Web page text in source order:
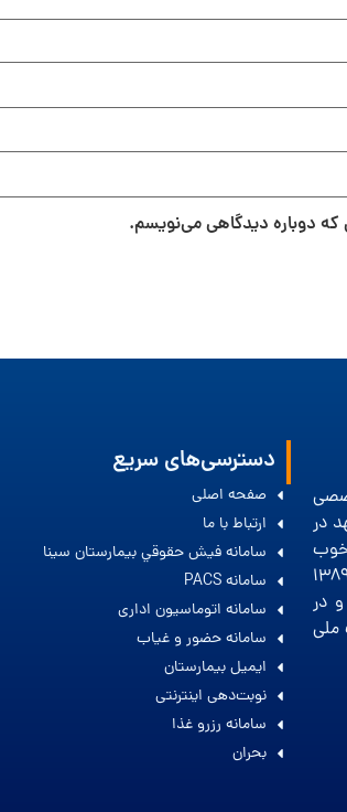
که دوباره دیدگاهی می‌نویسم.
در
خوب
استان و شهرستان از اردیبهشت ماه 1389
و در
ملی
دسترسی‌های سریع
صفحه اصلی
ارتباط با ما
سامانه فيش حقوقي بيمارستان سينا
سامانه PACS
سامانه اتوماسیون اداری
سامانه حضور و غیاب
ایمیل بیمارستان
نوبت‌دهی اینترنتی
سامانه رزرو غذا
بحران